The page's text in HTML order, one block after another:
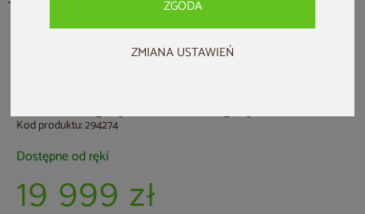
ZGODA
ZMIANA USTAWIEŃ
Kod produktu: 294274
Dostępne od ręki
19 999 zł